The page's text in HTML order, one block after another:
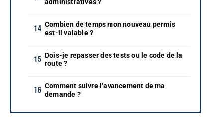
administratives ?
Combien de temps mon nouveau permis
est-il valable ?
Dois-je repasser des tests ou le code de la
route ?
Comment suivre l’avancement de ma
demande ?